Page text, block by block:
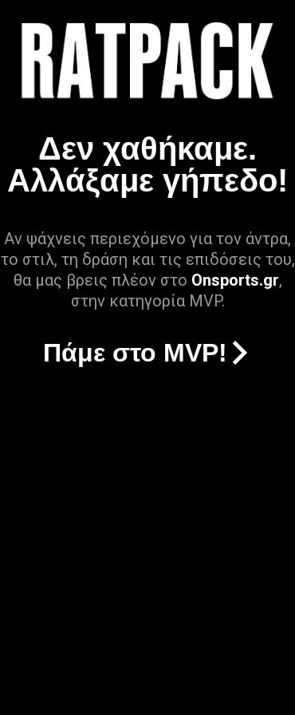
Δεν χαθήκαμε.
Αλλάξαμε γήπεδο!
Αν ψάχνεις περιεχόμενο για τον άντρα,
το στιλ, τη δράση και τις επιδόσεις του,
θα μας βρεις πλέον στο Onsports.gr,
στην κατηγορία MVP.
Πάμε στο MVP!